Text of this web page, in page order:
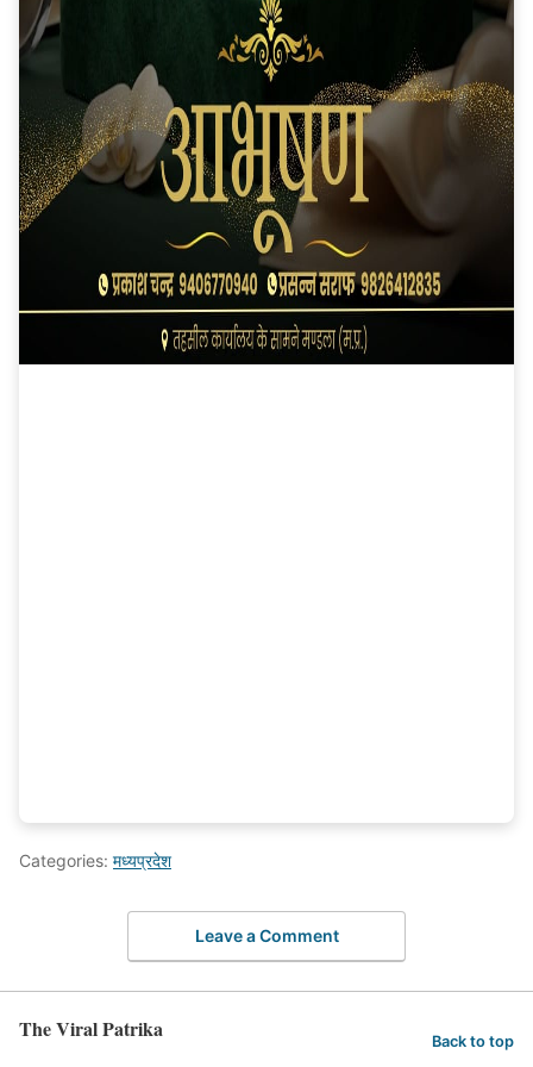
Categories: मध्यप्रदेश
Leave a Comment
The Viral Patrika Back to top